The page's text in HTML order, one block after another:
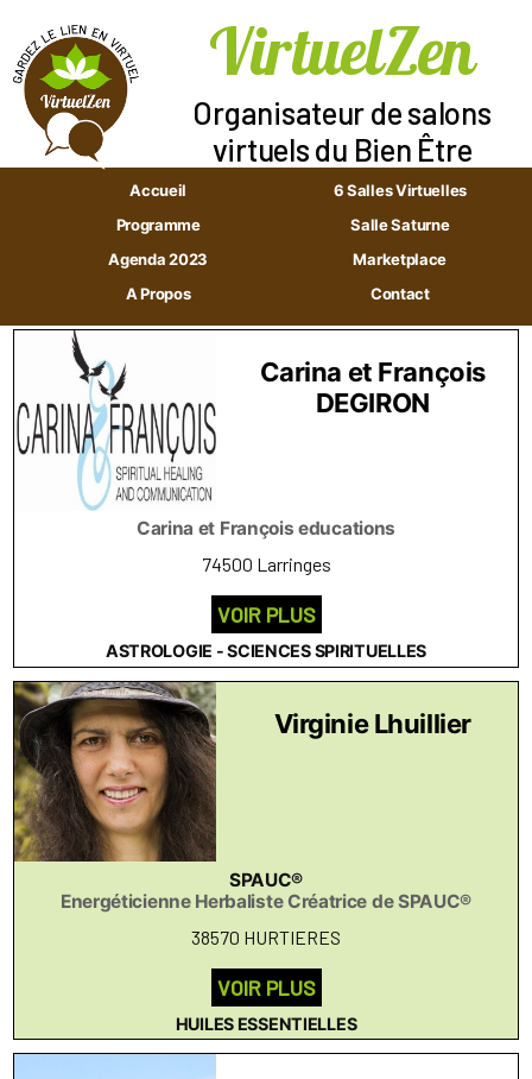
Aller
au
contenu
VirtuelZen
Organisateur de salons
virtuels du Bien Être
Accueil
6 Salles Virtuelles
Programme
Salle Saturne
Agenda 2023
Marketplace
A Propos
Contact
Carina et François
DEGIRON
Carina et François educations
74500 Larringes
VOIR PLUS
ASTROLOGIE - SCIENCES SPIRITUELLES
Virginie Lhuillier
SPAUC®
Energéticienne Herbaliste Créatrice de SPAUC®
38570 HURTIERES
VOIR PLUS
HUILES ESSENTIELLES